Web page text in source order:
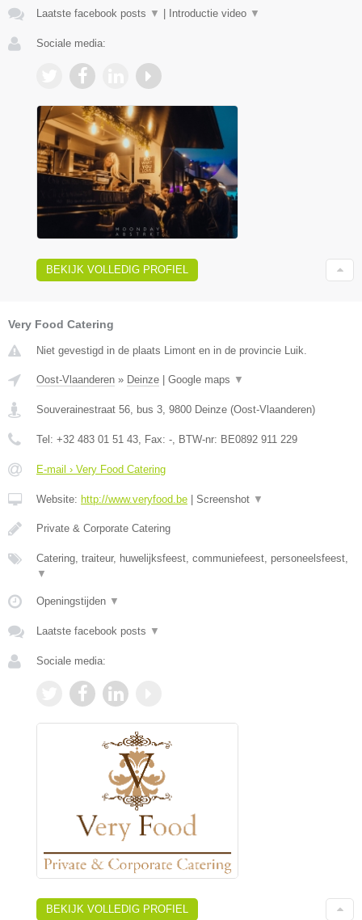
Laatste facebook posts ▼ Introductie video ▼
Sociale media:
BEKIJK VOLLEDIG PROFIEL
Very Food Catering
Niet gevestigd in de plaats Limont en in de provincie Luik.
Oost-Vlaanderen » Deinze Google maps ▼
Souverainestraat 56, bus 3, 9800 Deinze (Oost-Vlaanderen)
Tel: +32 483 01 51 43, Fax: -, BTW-nr: BE0892 911 229
E-mail › Very Food Catering
Website: http://www.veryfood.be Screenshot ▼
Private & Corporate Catering
Catering, traiteur, huwelijksfeest, communiefeest, personeelsfeest,
▼
Openingstijden ▼
Laatste facebook posts ▼
Sociale media:
BEKIJK VOLLEDIG PROFIEL